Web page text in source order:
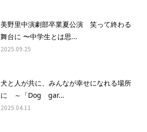
美野里中演劇部卒業夏公演 笑って終わる
舞台に 〜中学生とは思...
2025.09.25
犬と人が共に、みんなが幸せになれる場所
に ～「Dog gar...
2025.04.11